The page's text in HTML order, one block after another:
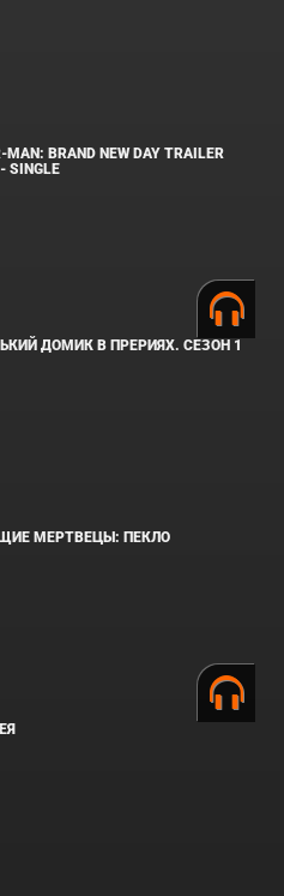
MAN: BRAND NEW DAY TRAILER
SINGLE
ДОМИК В ПРЕРИЯХ. СЕЗОН 1
МЕРТВЕЦЫ: ПЕКЛО